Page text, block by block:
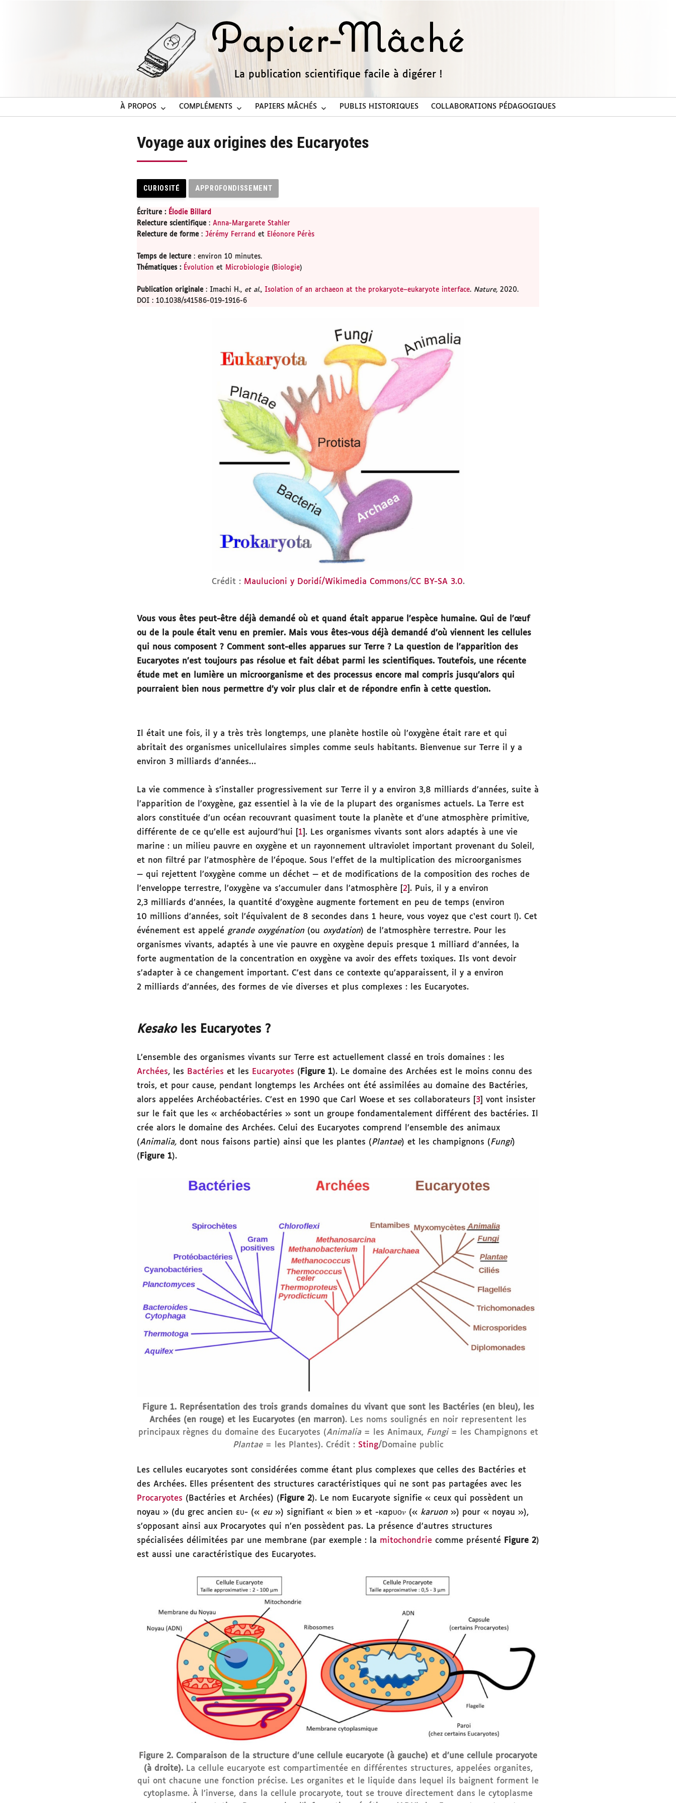
La publication scientifique facile à digérer !
À PROPOS COMPLÉMENTS PAPIERS MÂCHÉS PUBLIS HISTORIQUES COLLABORATIONS PÉDAGOGIQUES
Voyage aux origines des Eucaryotes
CURIOSITÉ APPROFONDISSEMENT
Écriture : Élodie Billard
Relecture scientifique : Anna-Margarete Stahler
Relecture de forme: Jérémy Ferrand et Eléonore Pérès
Temps de lecture: environ 10 minutes.
Thématiques: Évolution et Microbiologie ( Biologie)
Publication originale: Imachi H., et al., Isolation of an archaeon at the prokaryote–eukaryote interface. Nature, 2020.
DOI : 10.1038/s41586-019-1916-6
Crédit : Maulucioni y Doridí/Wikimedia Commons/CC BY-SA 3.0.
Vous vous êtes peut-être déjà demandé où et quand était apparue l’espèce humaine. Qui de l’œuf
ou de la poule était venu en premier. Mais vous êtes-vous déjà demandé d’où viennent les cellules
qui nous composent ? Comment sont-elles apparues sur Terre ? La question de l’apparition des
Eucaryotes n’est toujours pas résolue et fait débat parmi les scientifiques. Toutefois, une récente
étude met en lumière un microorganisme et des processus encore mal compris jusqu’alors qui
pourraient bien nous permettre d’y voir plus clair et de répondre enfin à cette question.
Il était une fois, il y a très très longtemps, une planète hostile où l’oxygène était rare et qui
abritait des organismes unicellulaires simples comme seuls habitants. Bienvenue sur Terre il y a
environ 3 milliards d’années…
La vie commence à s’installer progressivement sur Terre il y a environ 3,8 milliards d’années, suite à
l’apparition de l’oxygène, gaz essentiel à la vie de la plupart des organismes actuels. La Terre est
alors constituée d’un océan recouvrant quasiment toute la planète et d’une atmosphère primitive,
différente de ce qu’elle est aujourd’hui [ 1 ]. Les organismes vivants sont alors adaptés à une vie
marine : un milieu pauvre en oxygène et un rayonnement ultraviolet important provenant du Soleil,
et non filtré par l’atmosphère de l’époque. Sous l’effet de la multiplication des microorganismes
— qui rejettent l’oxygène comme un déchet — et de modifications de la composition des roches de
l’enveloppe terrestre, l’oxygène va s’accumuler dans l’atmosphère [ 2 ]. Puis, il y a environ
2,3 milliards d’années, la quantité d’oxygène augmente fortement en peu de temps (environ
10 millions d’années, soit l’équivalent de 8 secondes dans 1 heure, vous voyez que c‘est court !). Cet
événement est appelé grande oxygénation (ou oxydation) de l’atmosphère terrestre. Pour les
organismes vivants, adaptés à une vie pauvre en oxygène depuis presque 1 milliard d’années, la
forte augmentation de la concentration en oxygène va avoir des effets toxiques. Ils vont devoir
s’adapter à ce changement important. C’est dans ce contexte qu’apparaissent, il y a environ
2 milliards d’années, des formes de vie diverses et plus complexes : les Eucaryotes.
Kesako les Eucaryotes ?
L’ensemble des organismes vivants sur Terre est actuellement classé en trois domaines : les
Archées, les Bactéries et les Eucaryotes ( Figure 1). Le domaine des Archées est le moins connu des
trois, et pour cause, pendant longtemps les Archées ont été assimilées au domaine des Bactéries,
alors appelées Archéobactéries. C’est en 1990 que Carl Woese et ses collaborateurs [ 3 ] vont insister
sur le fait que les « archéobactéries » sont un groupe fondamentalement différent des bactéries. Il
crée alors le domaine des Archées. Celui des Eucaryotes comprend l’ensemble des animaux
(Animalia, dont nous faisons partie) ainsi que les plantes (Plantae) et les champignons (Fungi)
( Figure 1).
Figure 1. Représentation des trois grands domaines du vivant que sont les Bactéries (en bleu), les
Archées (en rouge) et les Eucaryotes (en marron). Les noms soulignés en noir representent les
principaux règnes du domaine des Eucaryotes (Animalia = les Animaux, Fungi = les Champignons et
Plantae = les Plantes). Crédit : Sting/Domaine public
Les cellules eucaryotes sont considérées comme étant plus complexes que celles des Bactéries et
des Archées. Elles présentent des structures caractéristiques qui ne sont pas partagées avec les
Procaryotes (Bactéries et Archées) ( Figure 2). Le nom Eucaryote signifie « ceux qui possèdent un
noyau » (du grec ancien ευ- (« eu») signifiant « bien » et -καρυο𝜈 (« karuon ») pour « noyau »),
s’opposant ainsi aux Procaryotes qui n’en possèdent pas. La présence d’autres structures
spécialisées délimitées par une membrane (par exemple : la mitochondrie comme présenté Figure 2)
est aussi une caractéristique des Eucaryotes.
Figure 2. Comparaison de la structure d’une cellule eucaryote (à gauche) et d’une cellule procaryote
(à droite). La cellule eucaryote est compartimentée en différentes structures, appelées organites,
qui ont chacune une fonction précise. Les organites et le liquide dans lequel ils baignent forment le
cytoplasme. À l’inverse, dans la cellule procaryote, tout se trouve directement dans le cytoplasme